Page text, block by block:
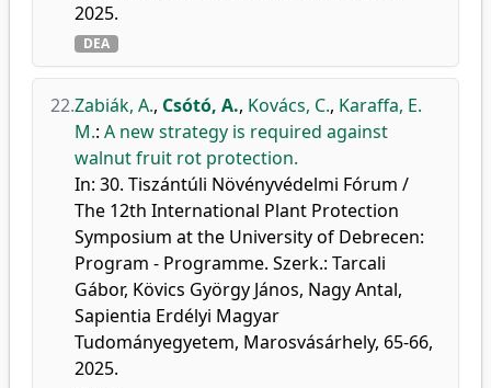
2025.
DEA
22.Zabiák, A., Csótó, A., Kovács, C., Karaffa, E.
M.: A new strategy is required against
walnut fruit rot protection.
In: 30. Tiszántúli Növényvédelmi Fórum /
The 12th International Plant Protection
Symposium at the University of Debrecen:
Program - Programme. Szerk.: Tarcali
Gábor, Kövics György János, Nagy Antal,
Sapientia Erdélyi Magyar
Tudományegyetem, Marosvásárhely, 65-66,
2025.